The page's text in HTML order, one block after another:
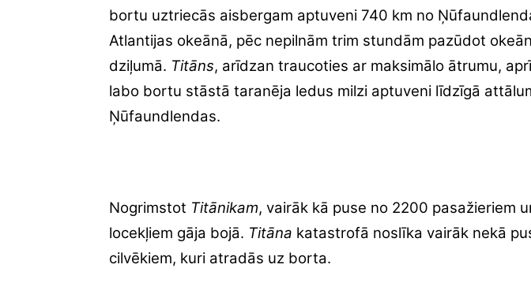
bortu uztriecās aisbergam aptuveni 740 km no
Atlantijas okeānā, pēc nepilnām trim stundām pazūdot
dziļumā. Titāns, arīdzan traucoties ar maksimālo ātrumu,
labo bortu stāstā taranēja ledus milzi aptuveni līdzīgā
Ņūfaundlendas.
Nogrimstot Titānikam, vairāk kā puse no 2200 pasažieriem
locekļiem gāja bojā. Titāna katastrofā noslīka vairāk nekā
cilvēkiem, kuri atradās uz borta.